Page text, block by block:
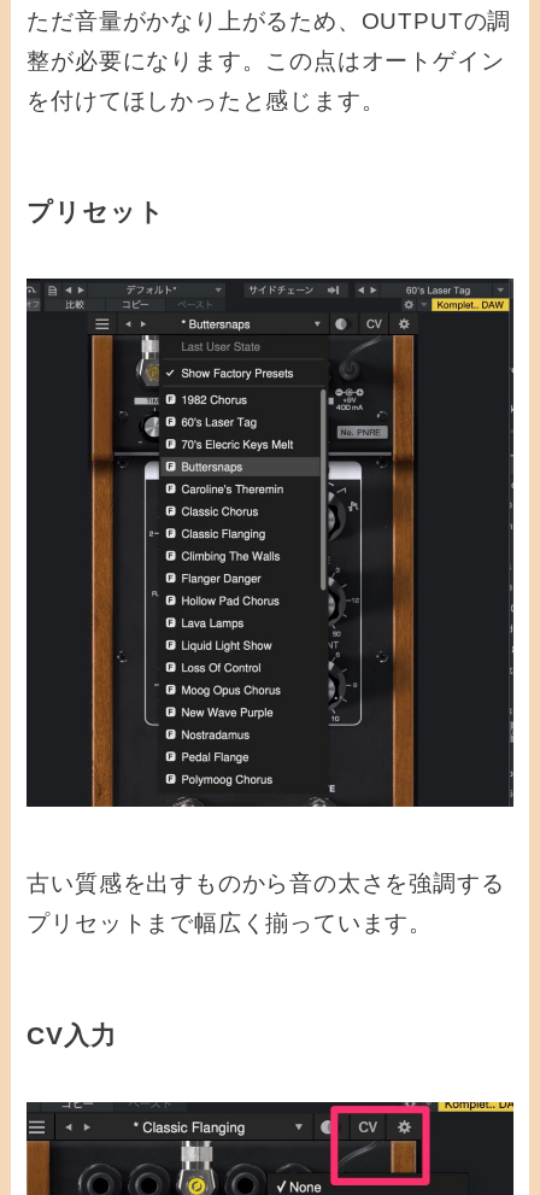
ただ音量がかなり上がるため、OUTPUTの調
整が必要になります。この点はオートゲイン
を付けてほしかったと感じます。
プリセット
古い質感を出すものから音の太さを強調する
プリセットまで幅広く揃っています。
CV入力